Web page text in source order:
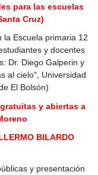
para las escuelas
Cruz)
la Escuela primaria 12
y docentes
Dr. Diego Galperin y
al cielo", Universidad
El Bolsón)
y abiertas a
BILARDO
y presentación